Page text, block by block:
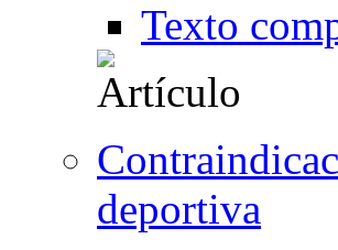
Texto
deportiva